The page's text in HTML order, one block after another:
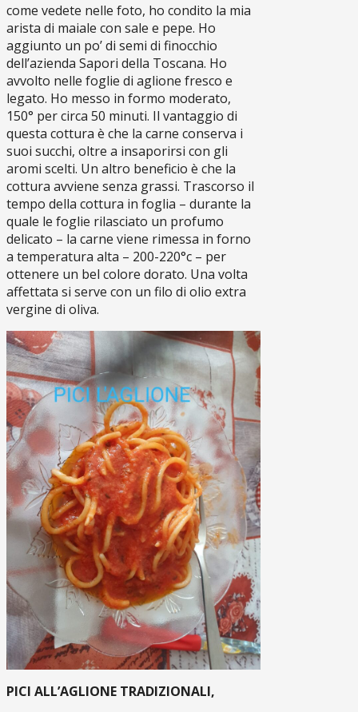
come vedete nelle foto, ho condito la mia
arista di maiale con sale e pepe. Ho
aggiunto un po’ di semi di finocchio
dell’azienda Sapori della Toscana. Ho
avvolto nelle foglie di aglione fresco e
legato. Ho messo in formo moderato,
150° per circa 50 minuti. Il vantaggio di
questa cottura è che la carne conserva i
suoi succhi, oltre a insaporirsi con gli
aromi scelti. Un altro beneficio è che la
cottura avviene senza grassi. Trascorso il
tempo della cottura in foglia – durante la
quale le foglie rilasciato un profumo
delicato – la carne viene rimessa in forno
a temperatura alta – 200-220°c – per
ottenere un bel colore dorato. Una volta
affettata si serve con un filo di olio extra
vergine di oliva.
PICI ALL’AGLIONE TRADIZIONALI,